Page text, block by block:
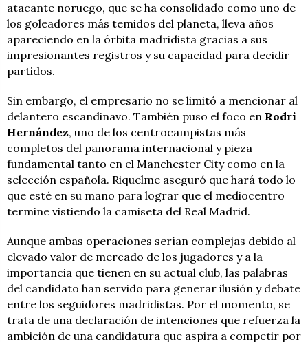
atacante noruego, que se ha consolidado como uno de
los goleadores más temidos del planeta, lleva años
apareciendo en la órbita madridista gracias a sus
impresionantes registros y su capacidad para decidir
partidos.
Sin embargo, el empresario no se limitó a mencionar al
delantero escandinavo. También puso el foco en Rodri
Hernández, uno de los centrocampistas más
completos del panorama internacional y pieza
fundamental tanto en el Manchester City como en la
selección española. Riquelme aseguró que hará todo lo
que esté en su mano para lograr que el mediocentro
termine vistiendo la camiseta del Real Madrid.
Aunque ambas operaciones serían complejas debido al
elevado valor de mercado de los jugadores y a la
importancia que tienen en su actual club, las palabras
del candidato han servido para generar ilusión y debate
entre los seguidores madridistas. Por el momento, se
trata de una declaración de intenciones que refuerza la
ambición de una candidatura que aspira a competir por